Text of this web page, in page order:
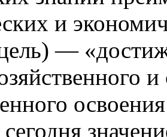
и
—